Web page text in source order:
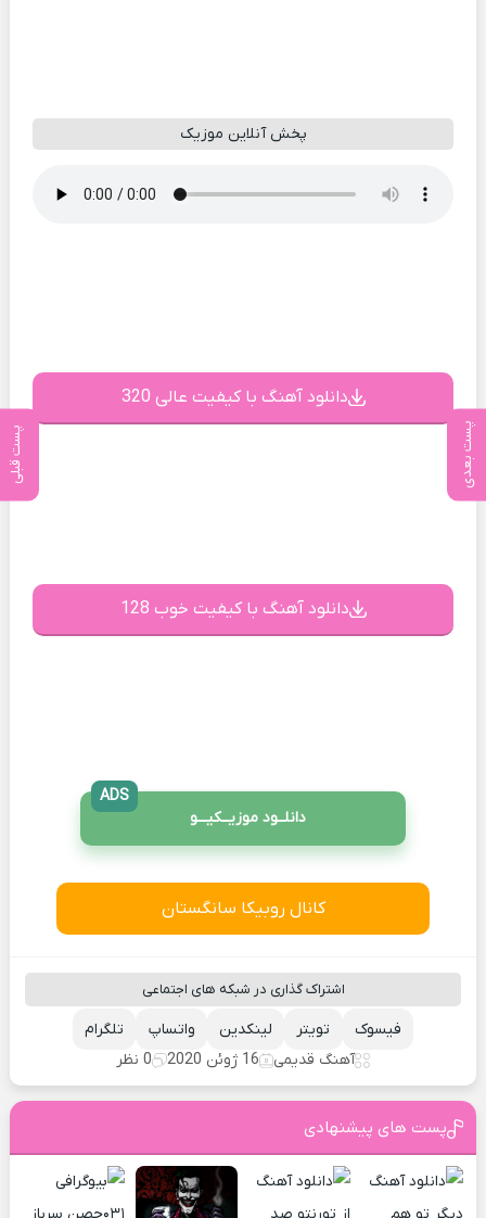
پست بعدی پست قبلی
پخش آنلاین موزیک
دانلود آهنگ با کیفیت عالی 320
دانلود آهنگ با کیفیت خوب 128
دانلــود موزیــکیـــو
ADS
کانال روبیکا سانگستان
اشتراک گذاری در شبکه های اجتماعی
تلگرام واتساپ لینکدین تویتر
فیسوک
آهنگ قدیمی
16 ژوئن 2020 0 نظر
پست های پیشنهادی